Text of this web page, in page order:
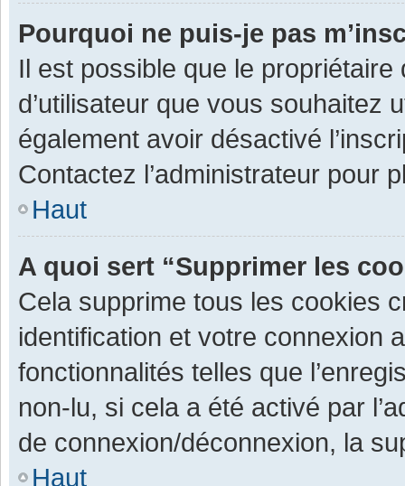
Pourquoi ne puis-je pas
Il est possible que le
d’utilisateur que vous souhaitez
également avoir désactivé
Contactez l’administrateur pour
Haut
A quoi sert “Supprimer les
Cela supprime tous les cookies
identification et votre connexion
fonctionnalités telles que
non-lu, si cela a été activé par
de connexion/déconnexion, la
Haut